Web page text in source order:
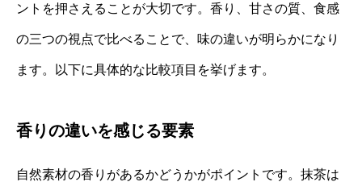
ントを押さえることが大切です。香り、甘さの質、食感
の三つの視点で比べることで、味の違いが明らかになり
ます。以下に具体的な比較項目を挙げます。
香りの違いを感じる要素
自然素材の香りがあるかどうかがポイントです。抹茶は